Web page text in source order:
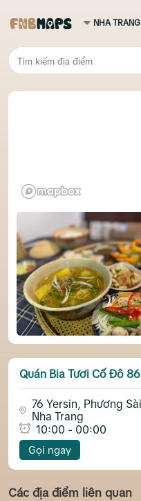
Quán Bia Tươi Cố Đô
76 Yersin, Phương
Nha Trang
10:00 - 00:00
Gọi ngay
Các địa điểm liên quan